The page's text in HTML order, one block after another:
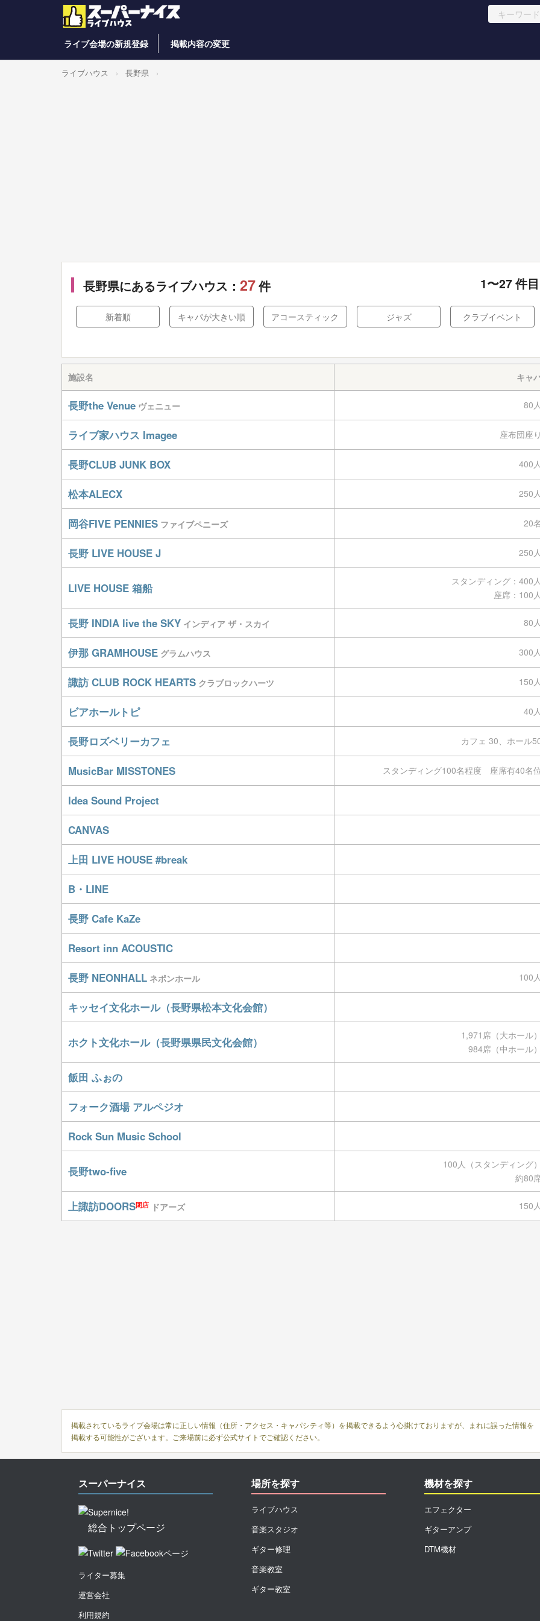
ライブ会場の新規登録 掲載内容の変更
ライブハウス 長野県
長野県にあるライブハウス： 27件 1〜27件目
新着順 キャパが大きい順 アコースティック ジャズ クラブイベント
施設名 キャ
長野the Venue ヴェニュー 80人
ライブ家ハウス Imagee 座布団座り
長野CLUB JUNK BOX 400人
松本ALECX 250人
岡谷FIVE PENNIES ファイブペニーズ 20名
長野 LIVE HOUSE J 250人
LIVE HOUSE 箱船
スタンディング：400人
座席：100人
長野 INDIA live the SKY インディア ザ・スカイ 80人
伊那 GRAMHOUSE グラムハウス 300人
諏訪 CLUB ROCK HEARTS クラブロックハーツ 150人
ビアホールトピ 40人
長野ロズベリーカフェ カフェ 30、ホール
MusicBar MISSTONES スタンディング100名程度 座席有40名
Idea Sound Project
CANVAS
上田 LIVE HOUSE #break
B・LINE
長野 Cafe KaZe
Resort inn ACOUSTIC
長野 NEONHALL ネポンホール 100人
キッセイ文化ホール（長野県松本文化会館）
ホクト文化ホール（長野県県民文化会館）
1,971席（大ホール）
984席（中ホール）
飯田 ふぉの
フォーク酒場 アルペジオ
Rock Sun Music School
長野two-five
100人（スタンディング）
約80
上諏訪DOORS閉店 ドアーズ 150人
掲載されているライブ会場は常に正しい情報（住所・アクセス・キャパシティ等）を掲載できるよう心掛けておりますが、まれに誤った情報を
掲載する可能性がございます。ご来場前に必ず公式サイトでご確認ください。
スーパーナイス
総合トップページ
ライター募集
運営会社
利用規約
場所を探す
ライブハウス
音楽スタジオ
ギター修理
音楽教室
ギター教室
機材を探す
エフェクター
ギターアンプ
DTM機材